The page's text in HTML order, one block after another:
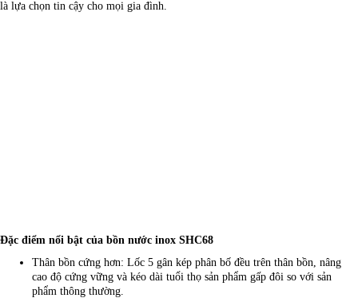
là lựa chọn tin cậy cho mọi gia đình.
Đặc điểm nổi bật của bồn nước inox SHC68
Thân bồn cứng hơn: Lốc 5 gân kép phân bố đều trên thân bồn, nâng
cao độ cứng vững và kéo dài tuổi thọ sản phẩm gấp đôi so với sản
phẩm thông thường.